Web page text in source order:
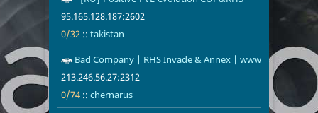
95.165.128.187:2602
0/32 :: takistan
Bad Company | RHS Invade & Annex |
213.246.56.27:2312
0/74 :: chernarus
0/74
chernarus